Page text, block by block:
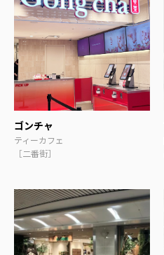
ゴンチャ
ティーカフェ
［二番街］